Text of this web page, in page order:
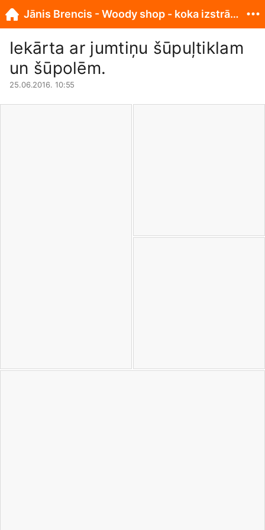
Iekārta ar jumtiņu šūpuļtiklam
un šūpolēm.
25.06.2016. 10:55
Jānis Brencis - Woody shop - koka izstrādājumi